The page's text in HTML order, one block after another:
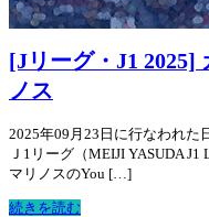
[Jリーグ・J1 2025]
ノス
2025年09月23日に行なわれた
Ｊ1リーグ（MEIJI YASUDA
マリノスのYou […]
続きを読む